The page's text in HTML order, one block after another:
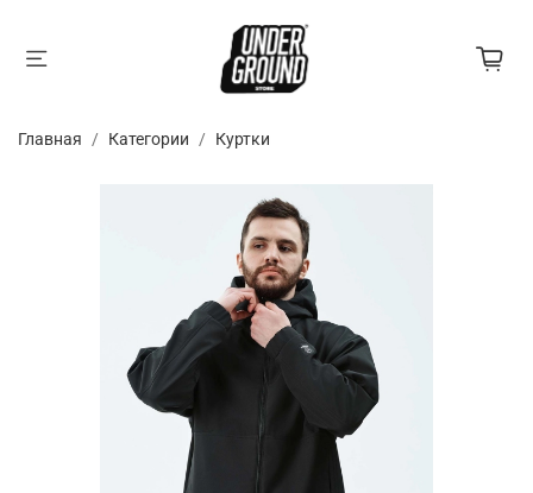
Главная Категории Куртки